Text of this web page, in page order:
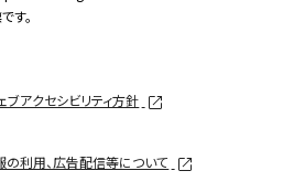
す。
ブアクセシビリティ方針
利用、広告配信等について